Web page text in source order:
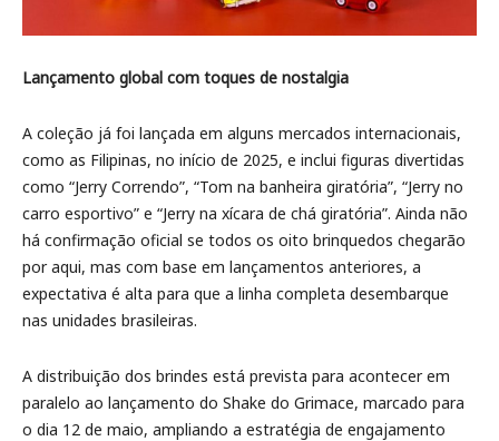
Lançamento global com toques de nostalgia
A coleção já foi lançada em alguns mercados internacionais,
como as Filipinas, no início de 2025, e inclui figuras divertidas
como “Jerry Correndo”, “Tom na banheira giratória”, “Jerry no
carro esportivo” e “Jerry na xícara de chá giratória”. Ainda não
há confirmação oficial se todos os oito brinquedos chegarão
por aqui, mas com base em lançamentos anteriores, a
expectativa é alta para que a linha completa desembarque
nas unidades brasileiras.
A distribuição dos brindes está prevista para acontecer em
paralelo ao lançamento do Shake do Grimace, marcado para
o dia 12 de maio, ampliando a estratégia de engajamento